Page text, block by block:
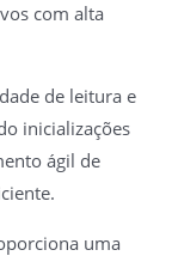
com alta
de leitura e
inicializações
ágil de
uma